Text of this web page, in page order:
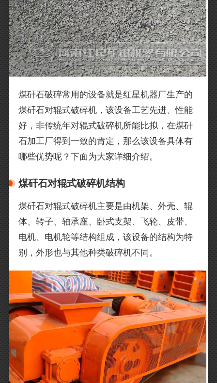
煤矸石破碎常用的设备就是红星机器厂生产的
煤矸石对辊式破碎机，该设备工艺先进、性能
好，非传统年对辊式破碎机所能比拟，在煤矸
石加工厂得到一致的肯定，那么该设备具体有
哪些优势呢？下面为大家详细介绍。
煤矸石对辊式破碎机结构
煤矸石对辊式破碎机主要是由机架、外壳、辊
体、转子、轴承座、卧式支架、飞轮、皮带、
电机、电机轮等结构组成，该设备的结构为特
别，外形也与其他种类破碎机不同。